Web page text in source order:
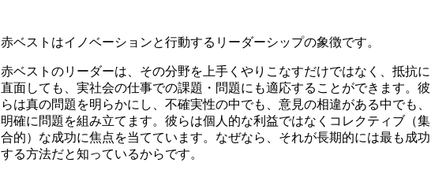
赤ベストはイノベーションと行動するリーダーシップの象徴です。
赤ベストのリーダーは、その分野を上手くやりこなすだけではなく、抵抗に
直面しても、実社会の仕事での課題・問題にも適応することができます。彼
らは真の問題を明らかにし、不確実性の中でも、意見の相違がある中でも、
明確に問題を組み立てます。彼らは個人的な利益ではなくコレクティブ（集
合的）な成功に焦点を当てています。なぜなら、それが長期的には最も成功
する方法だと知っているからです。